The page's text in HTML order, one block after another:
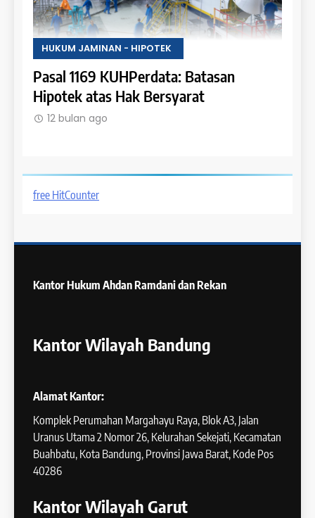
HUKUM JAMINAN - HIPOTEK
Pasal 1169 KUHPerdata: Batasan
Hipotek atas Hak Bersyarat
12 bulan ago
free HitCounter
Kantor Hukum Ahdan Ramdani dan Rekan
Kantor Wilayah Bandung
Alamat Kantor:
Komplek Perumahan Margahayu Raya, Blok A3, Jalan
Uranus Utama 2 Nomor 26, Kelurahan Sekejati, Kecamatan
Buahbatu, Kota Bandung, Provinsi Jawa Barat, Kode Pos
40286
Kantor Wilayah Garut